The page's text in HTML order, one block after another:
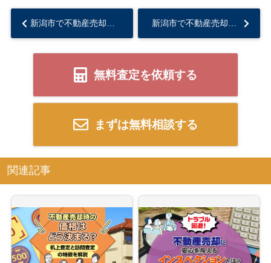
無料査定を依頼する
まずは無料相談する
関連記事